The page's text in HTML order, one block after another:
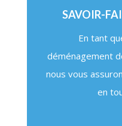
SAVOIR-
En tant
déménagement
nous vous
en